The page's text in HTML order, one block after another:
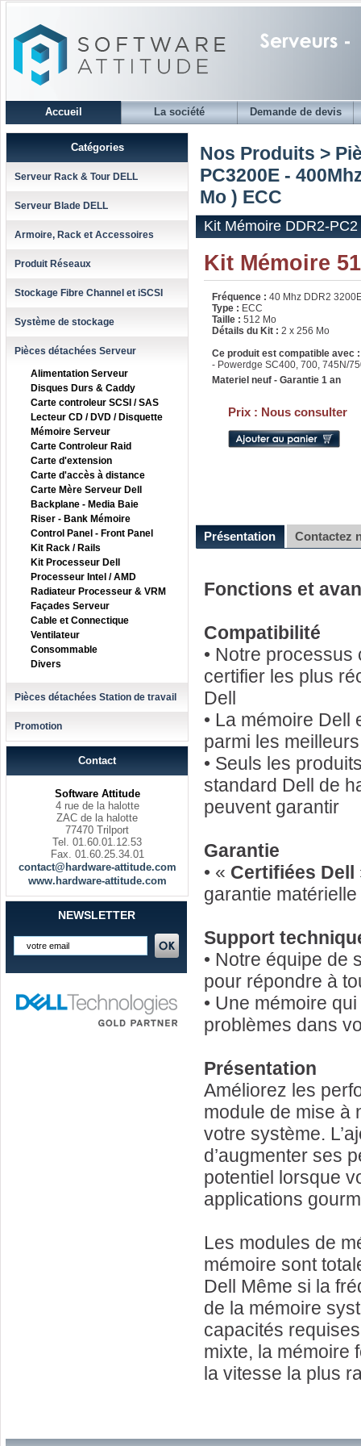
Accueil La société Demande de devis
Catégories
Serveur Rack & Tour DELL
Serveur Blade DELL
Armoire, Rack et Accessoires
Produit Réseaux
Stockage Fibre Channel et iSCSI
Système de stockage
Pièces détachées Serveur
Alimentation Serveur
Disques Durs & Caddy
Carte controleur SCSI / SAS
Lecteur CD / DVD / Disquette
Mémoire Serveur
Carte Controleur Raid
Carte d'extension
Carte d'accès à distance
Carte Mère Serveur Dell
Backplane - Media Baie
Riser - Bank Mémoire
Control Panel - Front Panel
Kit Rack / Rails
Kit Processeur Dell
Processeur Intel / AMD
Radiateur Processeur & VRM
Façades Serveur
Cable et Connectique
Ventilateur
Consommable
Divers
Pièces détachées Station de travail
Promotion
Contact
Software Attitude
4 rue de la halotte
ZAC de la halotte
77470 Trilport
Tel. 01.60.01.12.53
Fax. 01.60.25.34.01
contact@hardware-attitude.com
www.hardware-attitude.com
NEWSLETTER
Nos Produits >
PC3200E -
Mo ) ECC
Kit Mémoire DDR2-
Kit Mémoire
Fréquence : 40 Mhz DDR2
Type : ECC
Taille : 512 Mo
Détails du Kit : 2 x 256 Mo
Ce produit est compatible avec :
- Powerdge SC400, 700, 745N/
Materiel neuf - Garantie 1 an
Prix : Nous consulter
Présentation Contactez
Fonctions et
Compatibilité
• Notre
certifier les plus
Dell
• La mémoire
parmi les
• Seuls les
standard Dell de
peuvent garantir
Garantie
• « Certifiées Dell
garantie
Support
• Notre équipe de
pour répondre à
• Une mémoire
problèmes dans
Présentation
Améliorez les
module de mise à
votre système.
d’augmenter ses
potentiel lorsque
applications
Les modules de
mémoire sont
Dell Même si la
de la mémoire
capacités
mixte, la mémoire
la vitesse la plus